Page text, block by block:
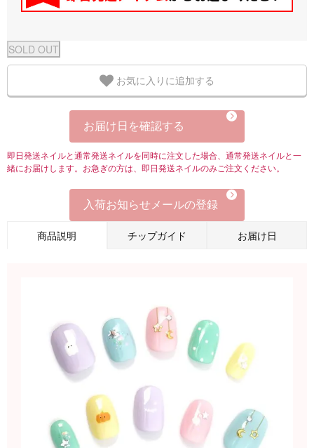
お気に入りに追加する
お届け日を確認する
即日発送ネイルと通常発送ネイルを同時に注文した場合、通常発送ネイルと一
緒にお届けします。お急ぎの方は、即日発送ネイルのみご注文ください。
入荷お知らせメールの登録
商品説明 チップガイド お届け日